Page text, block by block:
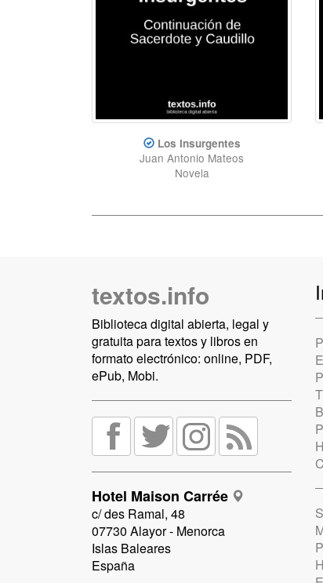
Los Insurgentes
Juan Antonio Mateos
Novela
textos.info
Biblioteca digital abierta, legal y
gratuita para textos y libros en
formato electrónico: online, PDF,
ePub, Mobi.
Hotel Maison Carrée
c/ des Ramal, 48
07730 Alayor - Menorca
Islas Baleares
España